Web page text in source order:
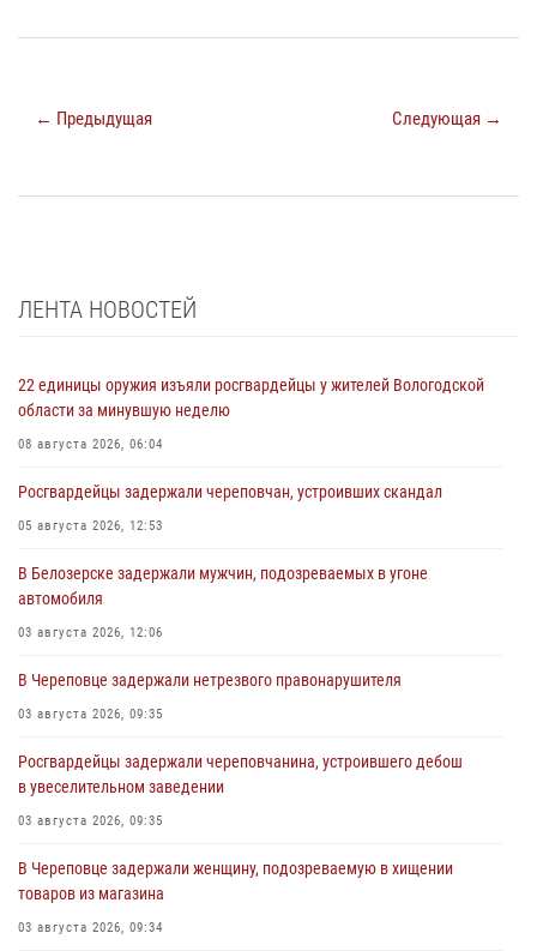
← Предыдущая Следующая →
ЛЕНТА НОВОСТЕЙ
22 единицы оружия изъяли росгвардейцы у жителей Вологодской
области за минувшую неделю
08 августа 2026, 06:04
Росгвардейцы задержали череповчан, устроивших скандал
05 августа 2026, 12:53
В Белозерске задержали мужчин, подозреваемых в угоне
автомобиля
03 августа 2026, 12:06
В Череповце задержали нетрезвого правонарушителя
03 августа 2026, 09:35
Росгвардейцы задержали череповчанина, устроившего дебош
в увеселительном заведении
03 августа 2026, 09:35
В Череповце задержали женщину, подозреваемую в хищении
товаров из магазина
03 августа 2026, 09:34